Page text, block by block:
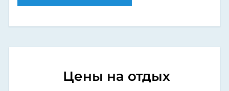
Цены на отдых